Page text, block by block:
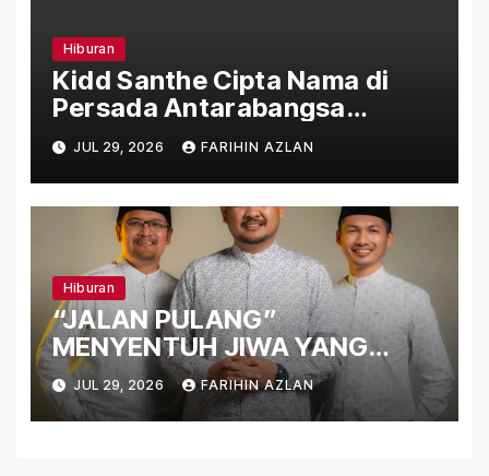
Hiburan
Kidd Santhe Cipta Nama di
Persada Antarabangsa
Menerusi “Aku Level Lain”
JUL 29, 2026 FARIHIN AZLAN
Hiburan
“JALAN PULANG”
MENYENTUH JIWA YANG
TERLUKA
JUL 29, 2026 FARIHIN AZLAN